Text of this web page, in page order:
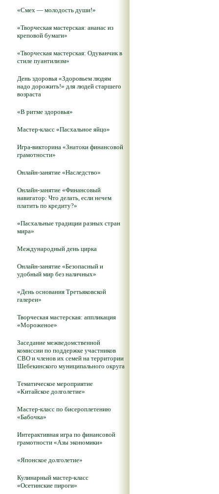
«Смех — молодость души!»
«Творческая мастерская: ананас из
креповой бумаги»
«Творческая мастерская: Одуванчик в
стиле пуантилизм»
День здоровья «Здоровьем людям
надо дорожить!» для людей старшего
возраста
«В ритме здоровья»
Мастер-класс «Пасхальное яйцо»
Игра-викторина «Знатоки финансовой
грамотности»
Онлайн-занятие «Наследство»
Онлайн-занятие «Финансовый
навигатор: Что делать, если нечем
платить по кредиту?»
«Пасхальные традиции разных стран
мира»
Международный день цирка
Онлайн-занятие «Безопасный и
удобный мир без наличных»
«День основания Третьяковской
галереи»
Творческая мастерская: аппликация
«Мороженое»
Заседание межведомственной
комиссии по поддержке участников
СВО и членов их семей на территории
Шебекинского муниципального округа
Тематическое мероприятие
«Китайское долголетие»
Мастер-класс по бисероплетению
«Бабочка»
Интерактивная игра по финансовой
грамотности «Азы экономики»
«Японское долголетие»
Кулинарный мастер-класс
«Осетинские пироги»